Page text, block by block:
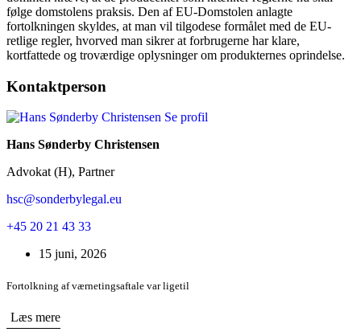
følge domstolens praksis. Den af EU-Domstolen anlagte
fortolkningen skyldes, at man vil tilgodese formålet med de EU-
retlige regler, hvorved man sikrer at forbrugerne har klare,
kortfattede og troværdige oplysninger om produkternes oprindelse.
Kontaktperson
Se profil
Hans Sønderby Christensen
Advokat (H), Partner
hsc@sonderbylegal.eu
+45 20 21 43 33
15 juni, 2026
Fortolkning af værnetingsaftale var ligetil
Læs mere